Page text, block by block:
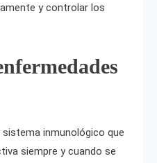
y controlar los
inmunológico que
siempre y cuando se